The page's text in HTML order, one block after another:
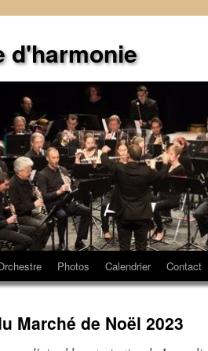
d'harmonie
Photos Calendrier Contact
Marché de Noël 2023